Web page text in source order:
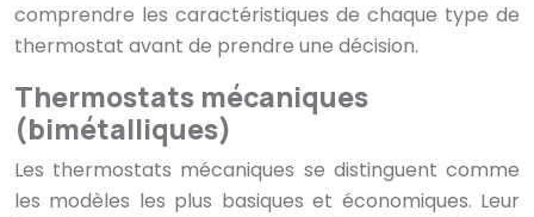
comprendre les caractéristiques de chaque type de
thermostat avant de prendre une décision.
Thermostats mécaniques
(bimétalliques)
Les thermostats mécaniques se distinguent comme
les modèles les plus basiques et économiques. Leur